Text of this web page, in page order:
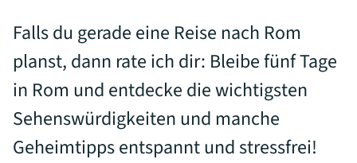
Falls du gerade eine Reise nach Rom
planst, dann rate ich dir: Bleibe fünf Tage
in Rom und entdecke die wichtigsten
Sehenswürdigkeiten und manche
Geheimtipps entspannt und stressfrei!